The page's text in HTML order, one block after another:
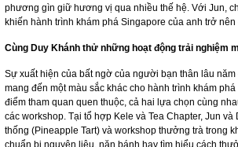
phương gìn giữ hương vị qua nhiều thế hệ. Với Jun,
khiến hành trình khám phá Singapore của anh trở
Cùng Duy Khánh thử những hoạt động trải nghiệm
Sự xuất hiện của bất ngờ của người bạn thân lâu
mang đến một màu sắc khác cho hành trình khám
điểm tham quan quen thuộc, cả hai lựa chọn cùng
các workshop. Tại tổ hợp Kele và Tea Chapter, Jun
thống (Pineapple Tart) và workshop thưởng trà trong
chuẩn bị nguyên liệu, nặn bánh hay tìm hiểu cách